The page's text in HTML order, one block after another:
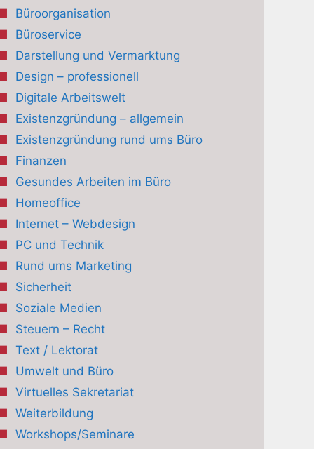
Büroorganisation
Büroservice
Darstellung und Vermarktung
Design – professionell
Digitale Arbeitswelt
Existenzgründung – allgemein
Existenzgründung rund ums Büro
Finanzen
Gesundes Arbeiten im Büro
Homeoffice
Internet – Webdesign
PC und Technik
Rund ums Marketing
Sicherheit
Soziale Medien
Steuern – Recht
Text / Lektorat
Umwelt und Büro
Virtuelles Sekretariat
Weiterbildung
Workshops/Seminare